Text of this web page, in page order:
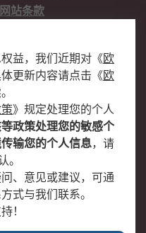
网站条款
户和付款
球办事处
闻中心
益，我们近期对 《欧
更新内容请点击 《欧
》 规定处理您的个人
政策处理您的敏感个
输您的个人信息，请
。
、意见或建议，可通
式与我们联系。
！